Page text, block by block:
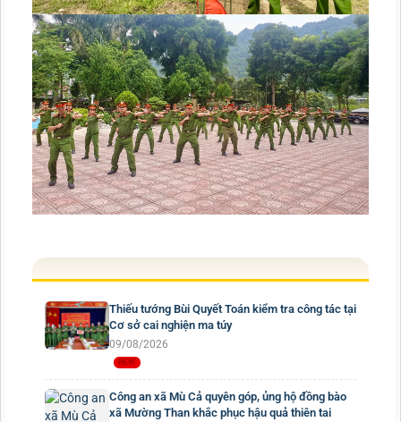
Thiếu tướng Bùi Quyết Toán kiểm tra công tác tại
Cơ sở cai nghiện ma túy
09/08/2026
Công an xã Mù Cả quyên góp, ủng hộ đồng bào
xã Mường Than khắc phục hậu quả thiên tai